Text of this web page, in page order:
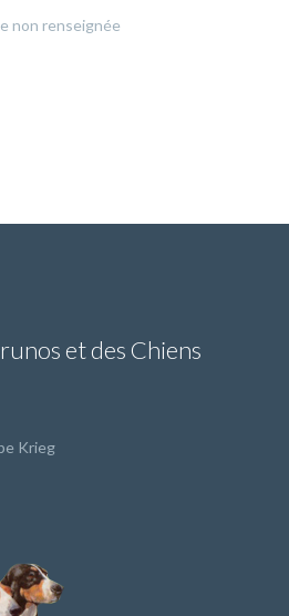
non renseignée
et des Chiens
Krieg